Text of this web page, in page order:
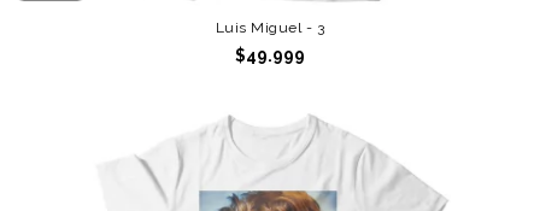
Luis Miguel - 3
$49.999